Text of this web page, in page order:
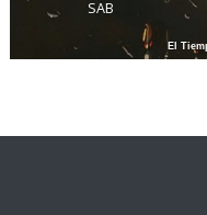
SAB
El